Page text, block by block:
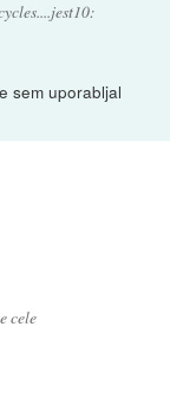
sem uporabljal
cele